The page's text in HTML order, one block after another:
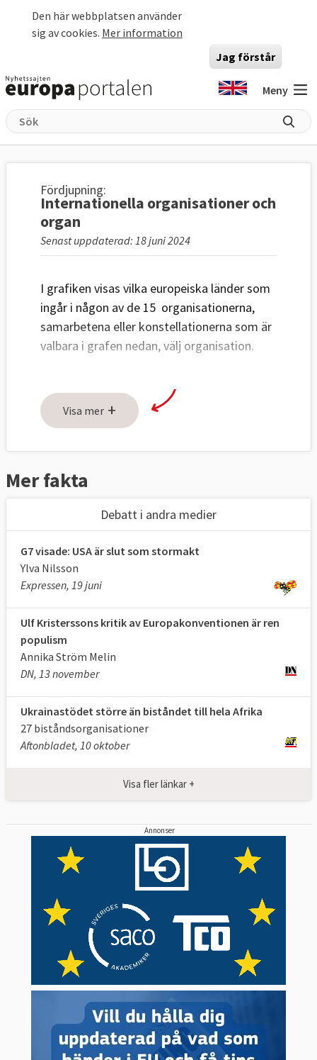
Den här webbplatsen använder
sig av cookies. Mer information
Jag förstår
Meny
Fördjupning:
Internationella organisationer och
organ
Senast uppdaterad: 18 juni 2024
I grafiken visas vilka europeiska länder som
ingår i någon av de 15 organisationerna,
samarbetena eller konstellationerna som är
valbara i grafen nedan, välj organisation.
Visa mer +
Mer fakta
Debatt i andra medier
G7 visade: USA är slut som stormakt
Ylva Nilsson
Expressen, 19 juni
Ulf Kristerssons kritik av Europakonventionen är ren
populism
Annika Ström Melin
DN, 13 november
Ukrainastödet större än biståndet till hela Afrika
27 biståndsorganisationer
Aftonbladet, 10 oktober
Visa fler länkar +
Annonser